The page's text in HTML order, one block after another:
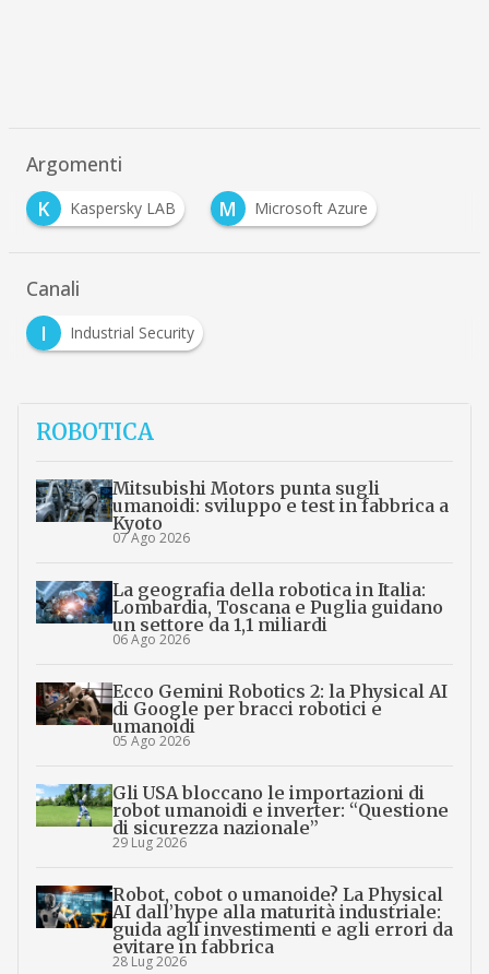
Argomenti
K
Kaspersky LAB M Microsoft Azure
Canali
I
Industrial Security
ROBOTICA
Mitsubishi Motors punta sugli
umanoidi: sviluppo e test in fabbrica a
Kyoto
07 Ago 2026
La geografia della robotica in Italia:
Lombardia, Toscana e Puglia guidano
un settore da 1,1 miliardi
06 Ago 2026
Ecco Gemini Robotics 2: la Physical AI
di Google per bracci robotici e
umanoidi
05 Ago 2026
Gli USA bloccano le importazioni di
robot umanoidi e inverter: “Questione
di sicurezza nazionale”
29 Lug 2026
Robot, cobot o umanoide? La Physical
AI dall’hype alla maturità industriale:
guida agli investimenti e agli errori da
evitare in fabbrica
28 Lug 2026